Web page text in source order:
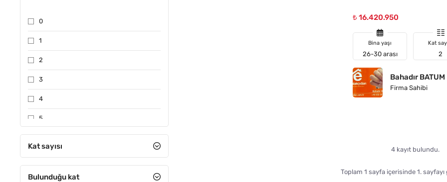
0
1
2
3
4
5
11-15 arası
16-20 arası
Kat sayısı
Bulunduğu kat
₺ 16.420.950
Bina yaşı
26-30 arası
Kat
2
Bahadır BATUM
Firma Sahibi
4 kayıt bulundu.
Toplam 1 sayfa içerisinde 1.